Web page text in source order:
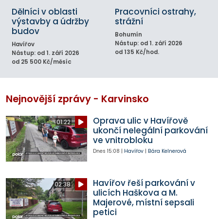
Dělníci v oblasti
výstavby a údržby
budov
Havířov
Nástup: od 1. září 2026
od 25 500 Kč/měsíc
Pracovníci ostrahy,
strážní
Bohumín
Nástup: od 1. září 2026
od 135 Kč/hod.
Nejnovější zprávy - Karvinsko
01:22
Oprava ulic v Havířově
ukončí nelegální parkování
ve vnitrobloku
Dnes 15:08 | Havířov| Bára Kelnerová
02:38
Havířov řeší parkování v
ulicích Haškova a M.
Majerové, místní sepsali
petici